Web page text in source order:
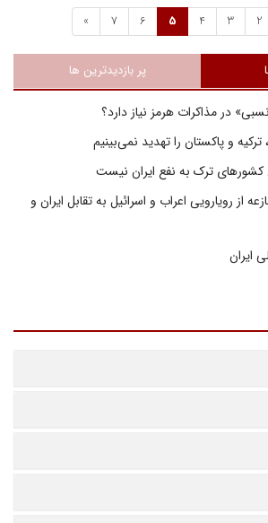
2
3
4
5
6
7
»
پر بازدیدترین ها
در مذاکرات هرمز نیاز دارد؟
و پاکستان را تهدید نمی‌بینیم
کشورهای ترک به نفع ایران نیست
از رویارویی اعراب و اسرائیل به تقابل ایران و
ایران